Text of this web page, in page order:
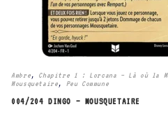
Ambre, Chapitre 1 : Lorcana – Là où la
Mousquetaire, Peu Commune
004/204 DINGO – MOUSQUETAIRE